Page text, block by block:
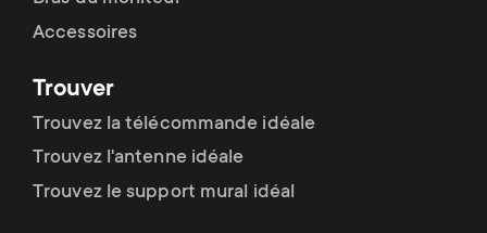
Accessoires
Trouver
Trouvez la télécommande idéale
Trouvez l'antenne idéale
Trouvez le support mural idéal